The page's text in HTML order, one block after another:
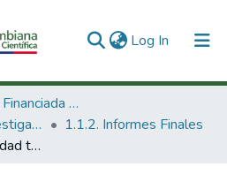
Log In (current)
1. Investigación Financiada con Recursos Públicos
1.1 Productos de investigación
1.1.2. Informes Finales
Evaluación de la actividad tripanocida, citotóxica y genotóxica de extractos crudos de plantas de la familia Piperaceae en cepas colombianas de Trypanosoma cruzi aisladas de humano.